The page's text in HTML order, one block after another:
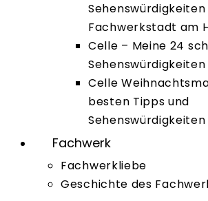
Fachwerkstadt am
Celle – Meine 24
Celle
besten Tipps und
Fachwerk
Fachwerkliebe
Geschichte des